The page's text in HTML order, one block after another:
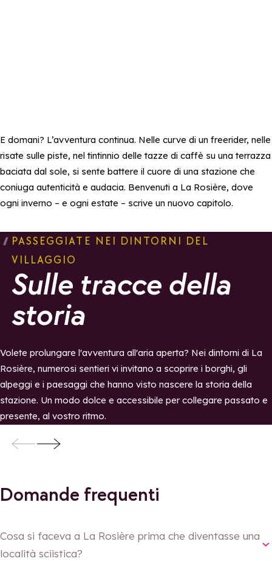
E domani? L’avventura continua. Nelle curve di un freerider, nelle
risate sulle piste, nel tintinnio delle tazze di caffè su una terrazza
baciata dal sole, si sente battere il cuore di una stazione che
coniuga autenticità e audacia. Benvenuti a La Rosière, dove
ogni inverno – e ogni estate – scrive un nuovo capitolo.
PASSEGGIATE NEI DINTORNI DEL
VILLAGGIO
Sulle tracce della
storia
Volete prolungare l'avventura all'aria aperta? Nei dintorni di La
Rosière, numerosi sentieri vi invitano a scoprire i borghi, gli
alpeggi e i paesaggi che hanno visto nascere la storia della
stazione. Un modo dolce e accessibile per collegare passato e
presente, al vostro ritmo.
Le Chemin des Alpages
Domande frequenti
Cosa si faceva a La Rosière prima che diventasse una
località sciistica?